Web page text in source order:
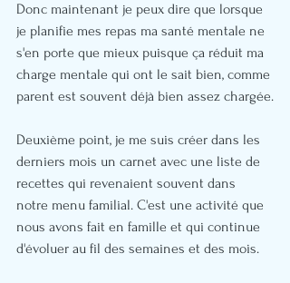
Donc maintenant je peux dire que lorsque
je planifie mes repas ma santé mentale ne
s'en porte que mieux puisque ça réduit ma
charge mentale qui ont le sait bien, comme
parent est souvent déjà bien assez chargée.
Deuxième point, je me suis créer dans les
derniers mois un carnet avec une liste de
recettes qui revenaient souvent dans
notre menu familial. C'est une activité que
nous avons fait en famille et qui continue
d'évoluer au fil des semaines et des mois.